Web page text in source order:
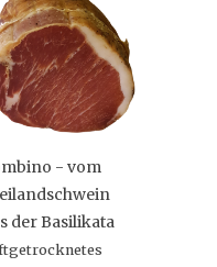
- vom
der Basilikata